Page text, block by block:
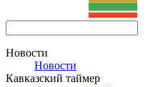
Новости
Новости
Кавказский таймер